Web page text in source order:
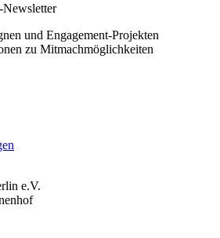
Newsletter
und Engagement-Projekten
zu Mitmachmöglichkeiten
e.V.